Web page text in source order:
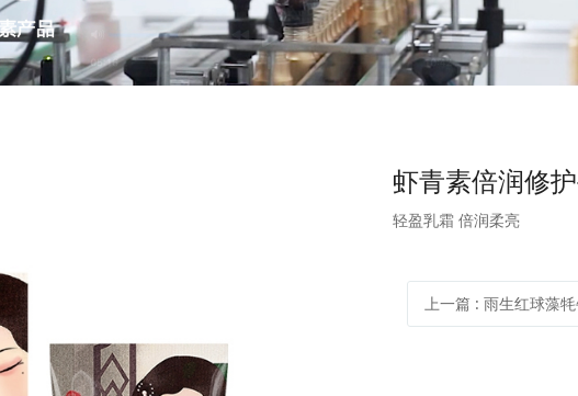
虾青素倍润修
轻盈乳霜 倍润柔亮
上一篇 : 雨生红球藻牦牛骨肽片 （60片/瓶